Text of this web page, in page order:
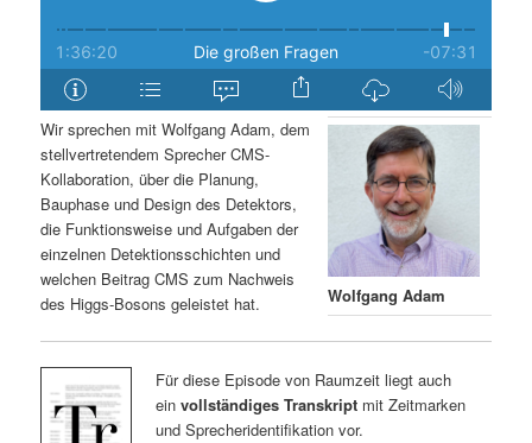
n
g
e
n
r
i
n
g
e
Wolfgang Adam
Wir sprechen mit Wolfgang Adam, dem
stellvertretendem Sprecher CMS-
Kollaboration, über die Planung,
Bauphase und Design des Detektors,
die Funktionsweise und Aufgaben der
einzelnen Detektionsschichten und
welchen Beitrag CMS zum Nachweis
des Higgs-Bosons geleistet hat.
Für diese Episode von Raumzeit liegt auch
ein vollständiges Transkriptmit Zeitmarken
und Sprecheridentifikation vor.